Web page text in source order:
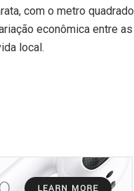
com o metro quadrado
econômica entre as
local.